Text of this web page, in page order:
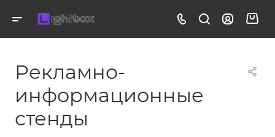
Рекламно-
информационные
стенды